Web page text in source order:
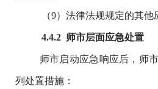
（9）法律法规规定的其他
4.4.2 师市层面应急处置
师市启动应急响应后，师
列处置措施：